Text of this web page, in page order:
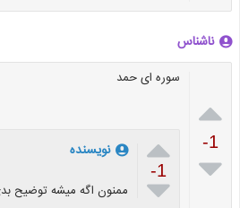
ناشناس

-1

سوره ای حمد

-1

نويسنده
ممنون اگه میشه توضیح